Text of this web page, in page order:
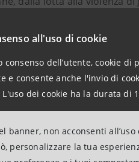
all'uso di cookie
dell’utente, cookie
e consente anche l'invio di
dei cookie ha la durata di
banner, non acconsenti all’uso
personalizzare la tua
di dollari a sostegno di
.
,YouTube,Facebook